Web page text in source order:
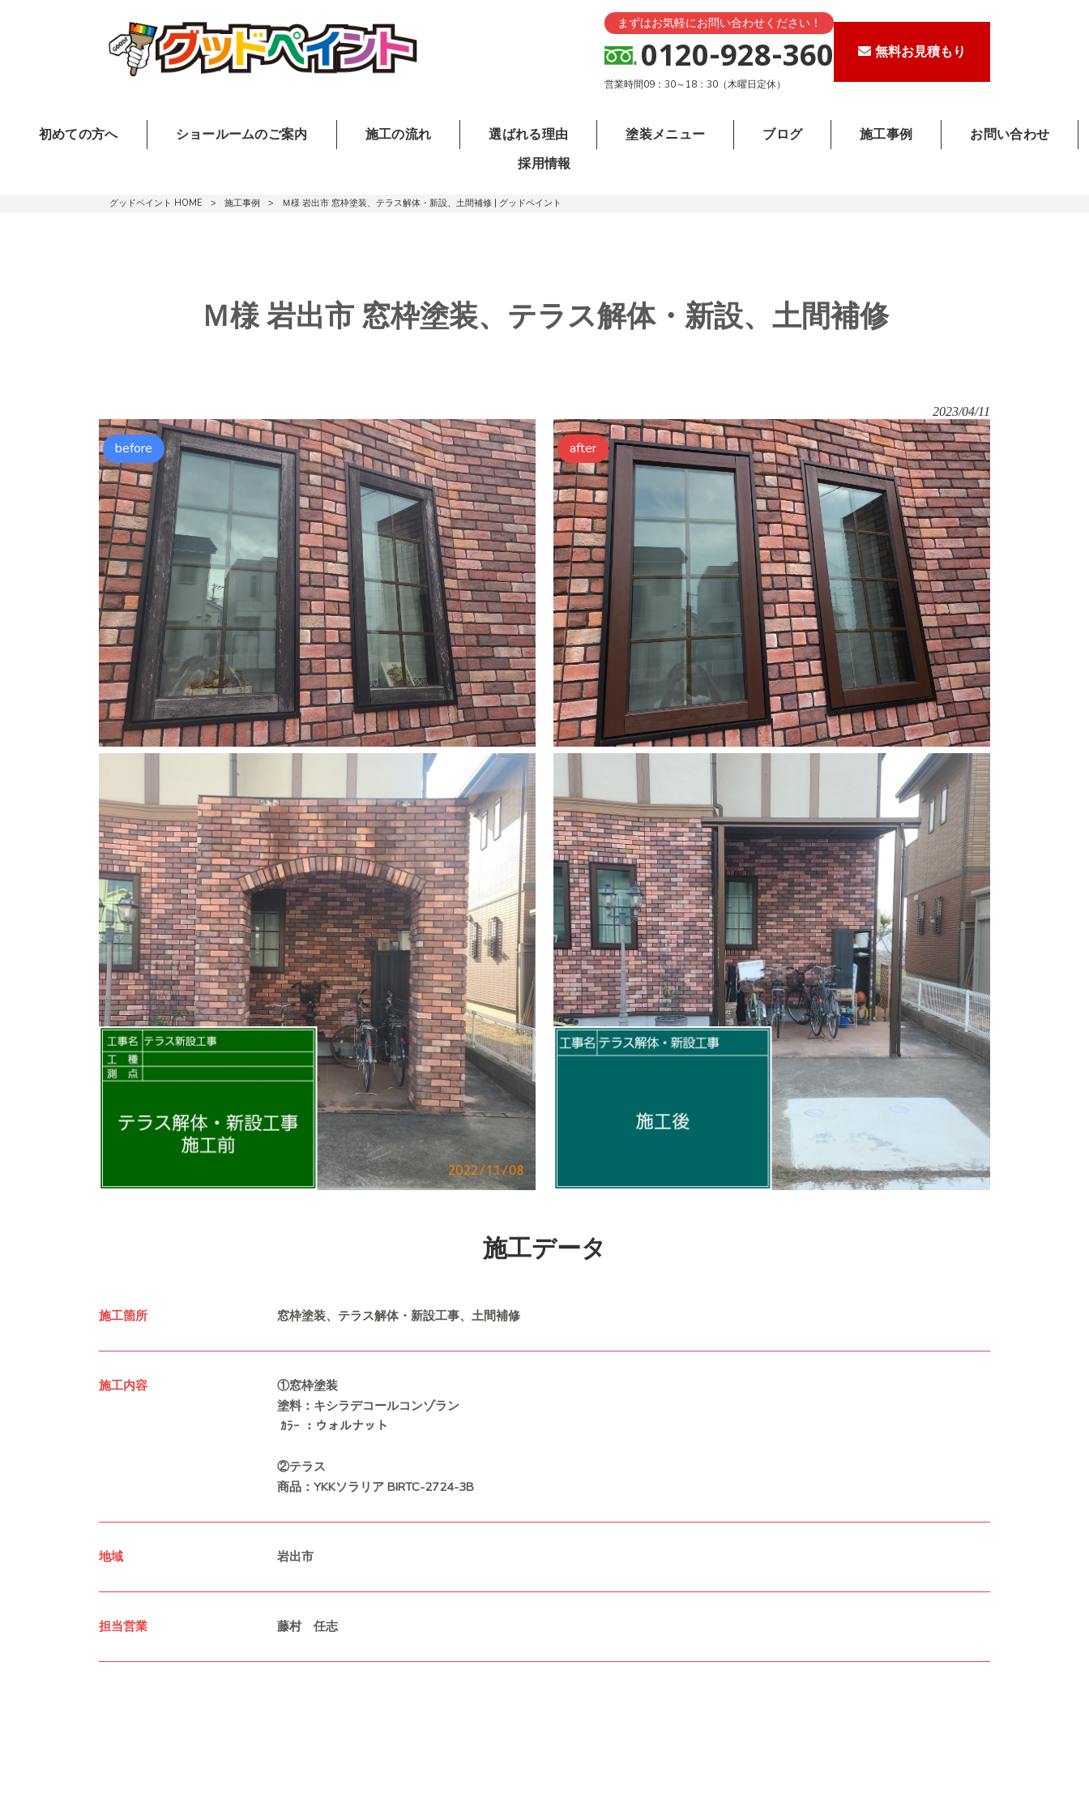
まずはお気軽にお問い合わせください！
0120-928-360
営業時間09：30～18：30（木曜日定休）
無料お見積もり
初めての方へ ショールームのご案内 施工の流れ 選ばれる理由 塗装メニュー ブログ 施工事例
お問い合わせ
採用情報
グッドペイント HOME > 施工事例 > Ｍ様 岩出市 窓枠塗装、テラス解体・新設、土間補修 | グッドペイント
Ｍ様 岩出市 窓枠塗装、テラス解体・新設、土間補修
2023/04/11
施工データ
施工箇所 窓枠塗装、テラス解体・新設工事、土間補修
施工内容
①窓枠塗装
塗料：キシラデコールコンゾラン
ｶﾗｰ ：ウォルナット
②テラス
商品：YKKソラリア BIRTC-2724-3B
地域 岩出市
担当営業 藤村 任志